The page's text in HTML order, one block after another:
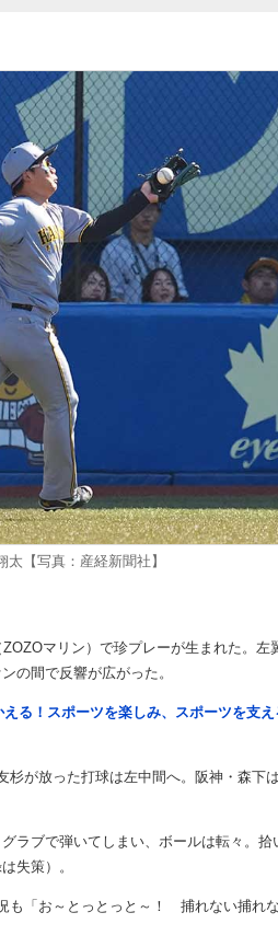
太【写真：産経新聞社】
マリン）で珍プレーが生まれた。左
の間で反響が広がった。
！スポーツを楽しみ、スポーツを支え
が放った打球は左中間へ。阪神・森下
ブで弾いてしまい、ボールは転々。拾
失策）。
「お～とっとっと～！ 捕れない捕れな